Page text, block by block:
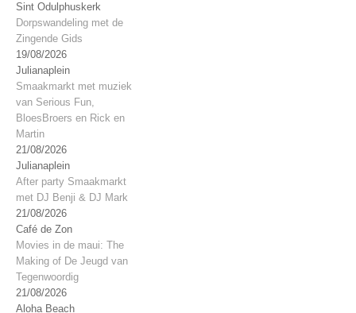
Sint Odulphuskerk
Dorpswandeling met de
Zingende Gids
19/08/2026
Julianaplein
Smaakmarkt met muziek
van Serious Fun,
BloesBroers en Rick en
Martin
21/08/2026
Julianaplein
After party Smaakmarkt
met DJ Benji & DJ Mark
21/08/2026
Café de Zon
Movies in de maui: The
Making of De Jeugd van
Tegenwoordig
21/08/2026
Aloha Beach